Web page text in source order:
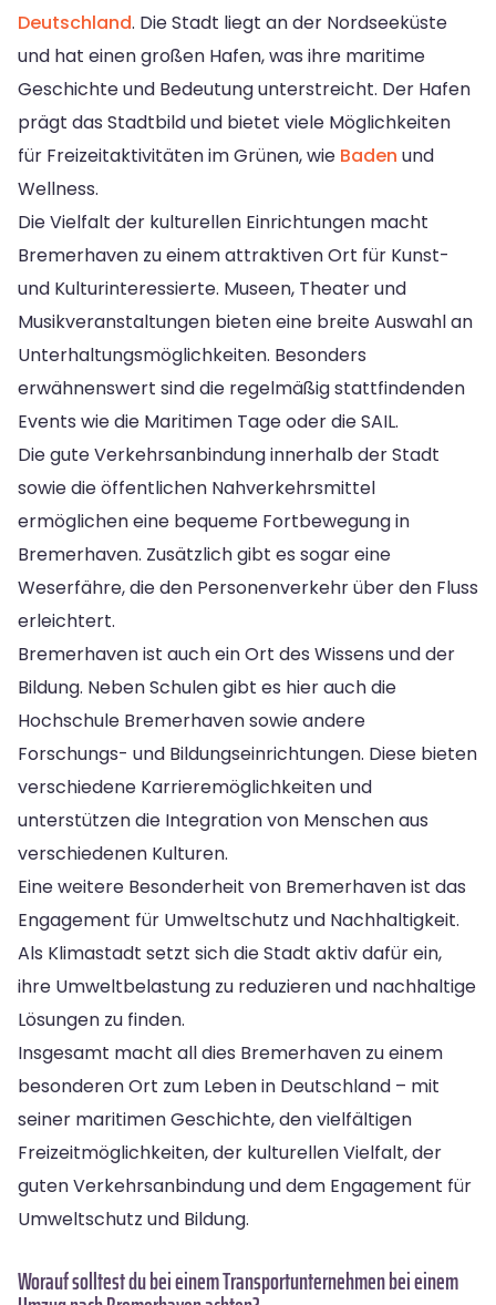
Deutschland. Die Stadt liegt an der Nordseeküste
und hat einen großen Hafen, was ihre maritime
Geschichte und Bedeutung unterstreicht. Der Hafen
prägt das Stadtbild und bietet viele Möglichkeiten
für Freizeitaktivitäten im Grünen, wie Baden und
Wellness.
Die Vielfalt der kulturellen Einrichtungen macht
Bremerhaven zu einem attraktiven Ort für Kunst-
und Kulturinteressierte. Museen, Theater und
Musikveranstaltungen bieten eine breite Auswahl an
Unterhaltungsmöglichkeiten. Besonders
erwähnenswert sind die regelmäßig stattfindenden
Events wie die Maritimen Tage oder die SAIL.
Die gute Verkehrsanbindung innerhalb der Stadt
sowie die öffentlichen Nahverkehrsmittel
ermöglichen eine bequeme Fortbewegung in
Bremerhaven. Zusätzlich gibt es sogar eine
Weserfähre, die den Personenverkehr über den Fluss
erleichtert.
Bremerhaven ist auch ein Ort des Wissens und der
Bildung. Neben Schulen gibt es hier auch die
Hochschule Bremerhaven sowie andere
Forschungs- und Bildungseinrichtungen. Diese bieten
verschiedene Karrieremöglichkeiten und
unterstützen die Integration von Menschen aus
verschiedenen Kulturen.
Eine weitere Besonderheit von Bremerhaven ist das
Engagement für Umweltschutz und Nachhaltigkeit.
Als Klimastadt setzt sich die Stadt aktiv dafür ein,
ihre Umweltbelastung zu reduzieren und nachhaltige
Lösungen zu finden.
Insgesamt macht all dies Bremerhaven zu einem
besonderen Ort zum Leben in Deutschland – mit
seiner maritimen Geschichte, den vielfältigen
Freizeitmöglichkeiten, der kulturellen Vielfalt, der
guten Verkehrsanbindung und dem Engagement für
Umweltschutz und Bildung.
Worauf solltest du bei einem Transportunternehmen bei einem